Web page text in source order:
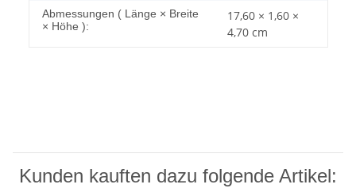
Abmessungen ( Länge × Breite
× Höhe ):
17,60 × 1,60 ×
4,70 cm
Kunden kauften dazu folgende Artikel: